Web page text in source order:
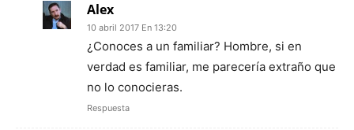
Alex
10 abril 2017 En 13:20
¿Conoces a un familiar? Hombre, si en
verdad es familiar, me parecería extraño que
no lo conocieras.
Respuesta